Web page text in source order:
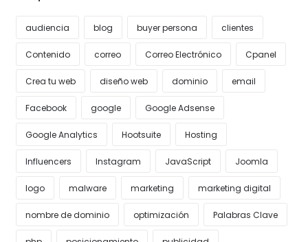
audiencia blog buyer persona clientes
Contenido correo Correo Electrónico Cpanel
Crea tu web diseño web dominio email
Facebook google Google Adsense
Google Analytics Hootsuite Hosting
Influencers Instagram JavaScript Joomla
logo malware marketing marketing digital
nombre de dominio optimización Palabras Clave